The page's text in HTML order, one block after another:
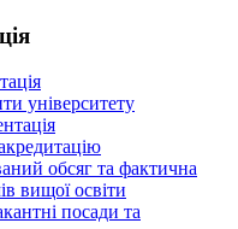
університету
обсяг та фактична
вищої освіти
посади та